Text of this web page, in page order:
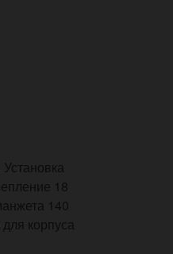
18
140
корпуса